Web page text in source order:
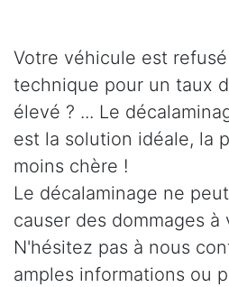
Votre véhicule est
technique pour un taux
élevé ? ... Le
est la solution idéale, la
moins chère !
Le décalaminage ne
causer des dommages
N'hésitez pas à nous
amples informations ou